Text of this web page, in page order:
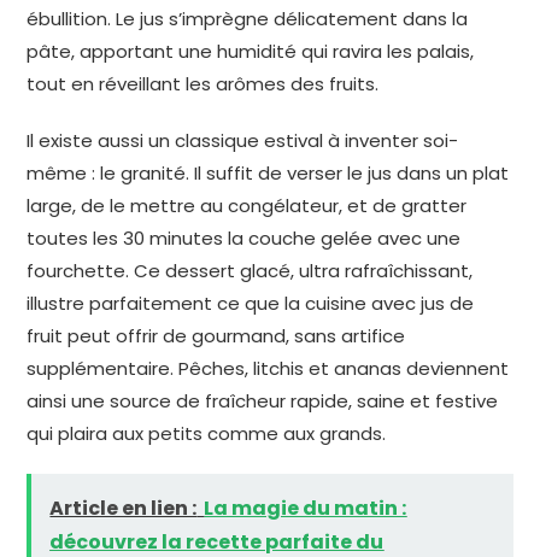
ébullition. Le jus s’imprègne délicatement dans la
pâte, apportant une humidité qui ravira les palais,
tout en réveillant les arômes des fruits.
Il existe aussi un classique estival à inventer soi-
même : le granité. Il suffit de verser le jus dans un plat
large, de le mettre au congélateur, et de gratter
toutes les 30 minutes la couche gelée avec une
fourchette. Ce dessert glacé, ultra rafraîchissant,
illustre parfaitement ce que la cuisine avec jus de
fruit peut offrir de gourmand, sans artifice
supplémentaire. Pêches, litchis et ananas deviennent
ainsi une source de fraîcheur rapide, saine et festive
qui plaira aux petits comme aux grands.
Article en lien : La magie du matin :
découvrez la recette parfaite du